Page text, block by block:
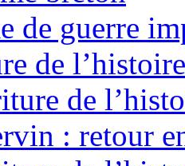
de guerre
de
de
: retour